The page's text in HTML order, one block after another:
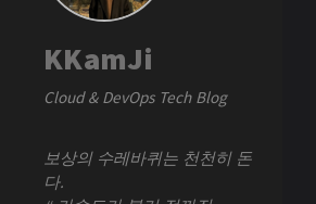
KKamJi
Cloud & DevOps Tech Blog
보상의 수레바퀴는 천천히 돈
다.